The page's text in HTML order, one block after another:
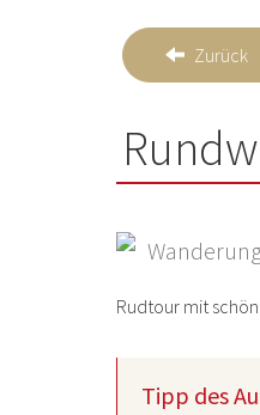
Zurück
Rudtour mit
Tipp des